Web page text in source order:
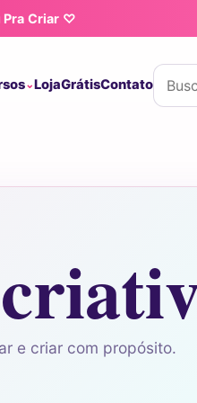
Pra Criar ♡
LojaGrátisContato
e criar com propósito.